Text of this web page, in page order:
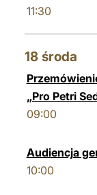
11:30
18 środa
„Pro Petri
09:00
Audiencja
10:00